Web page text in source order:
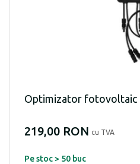
Optimizator fotovoltaic
219,00 RON cu TVA
Pe stoc > 50 buc